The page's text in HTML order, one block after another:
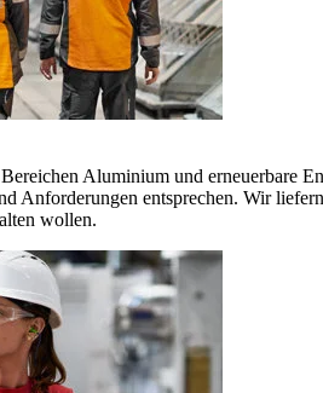
Aluminium und erneuerbare
Anforderungen entsprechen. Wir
wollen.